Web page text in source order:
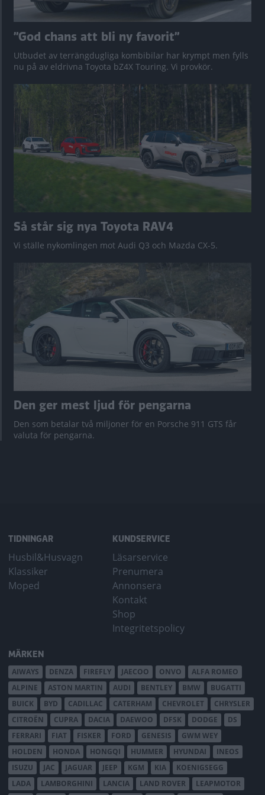
”God chans att bli ny favorit”
Utbudet av terrängdugliga kombibilar har krympt men fylls
nu på av eldrivna Toyota bZ4X Touring. Vi provkör.
Så står sig nya Toyota RAV4
Vi ställe nykomlingen mot Audi Q3 och Mazda CX-5.
Den ger mest ljud för pengarna
Den som betalar två miljoner för en Porsche 911 GTS får
valuta för pengarna.
TIDNINGAR
Husbil&Husvagn
Klassiker
Moped
KUNDSERVICE
Läsarservice
Prenumera
Annonsera
Kontakt
Shop
Integritetspolicy
MÄRKEN
AIWAYS DENZA FIREFLY JAECOO ONVO
ALFA ROMEO
ALPINE
ASTON MARTIN AUDI BENTLEY BMW
BUGATTI
BUICK
BYD CADILLAC CATERHAM CHEVROLET
CHRYSLER
CITROËN
CUPRA DACIA DAEWOO DFSK DODGE
DS
FERRARI
FIAT FISKER FORD GENESIS
GWM WEY
HOLDEN
HONDA HONGQI HUMMER HYUNDAI
INEOS
ISUZU
JAC JAGUAR JEEP KGM KIA
KOENIGSEGG
LADA
LAMBORGHINI LANCIA LAND ROVER
LEAPMOTOR